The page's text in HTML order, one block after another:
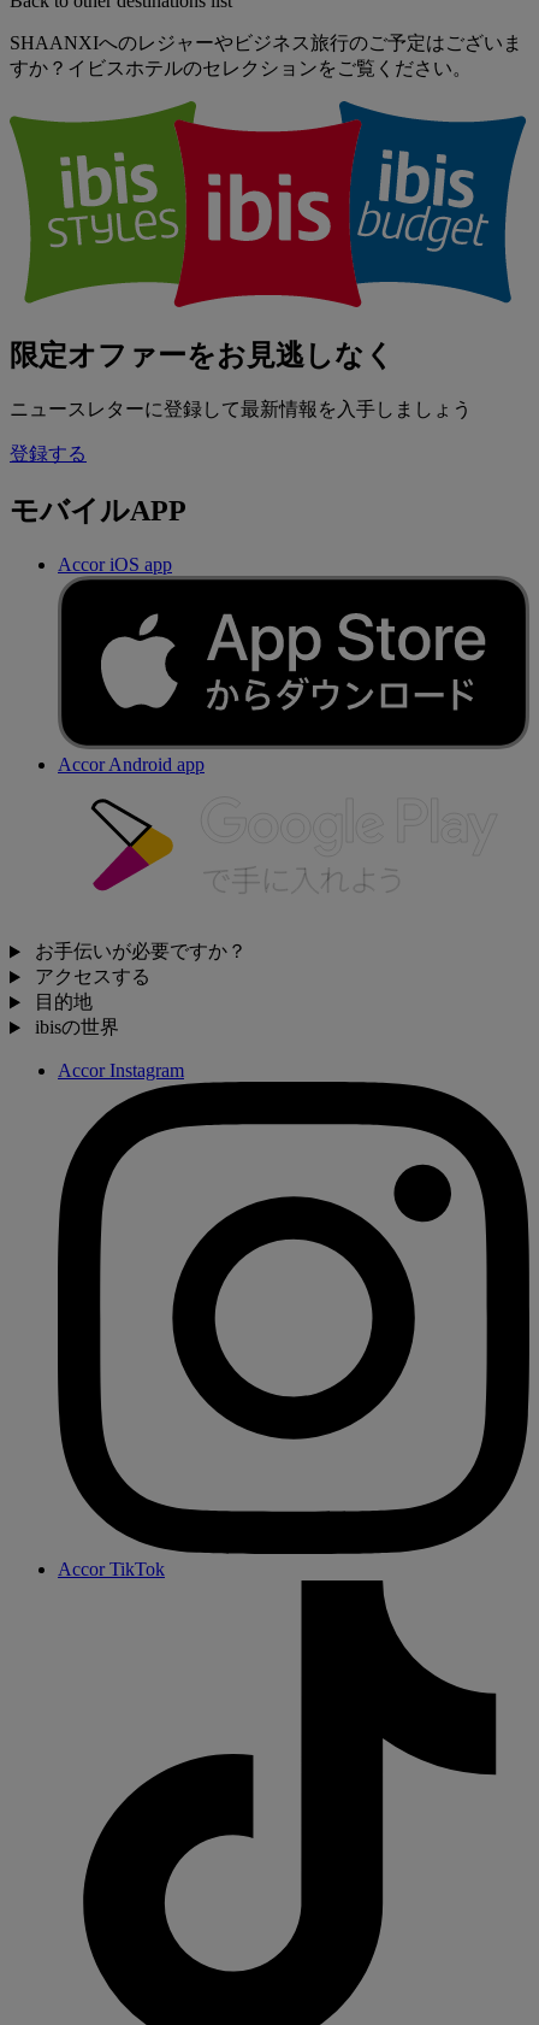
SHAANXIへのレジャーやビジネス旅行のご予定はございま
すか？イビスホテルのセレクションをご覧ください。
限定オファーをお見逃しなく
ニュースレターに登録して最新情報を入手しましょう
登録する
モバイルAPP
Accor iOS app
Accor Android app
お手伝いが必要ですか？
アクセスする
目的地
ibisの世界
Accor Instagram
Accor TikTok